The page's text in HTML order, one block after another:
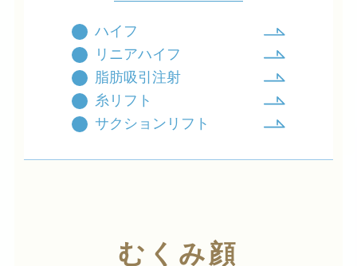
ハイフ
リニアハイフ
脂肪吸引注射
糸リフト
サクションリフト
むくみ顔